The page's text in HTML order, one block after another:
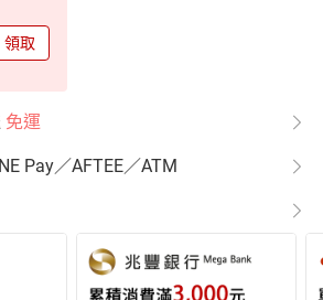
領取
免運
Pay／AFTEE／ATM